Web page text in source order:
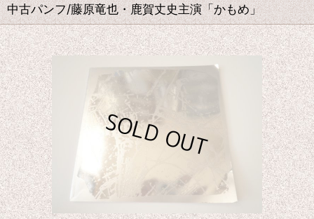
中古パンフ/藤原竜也・鹿賀丈史主演「かもめ」